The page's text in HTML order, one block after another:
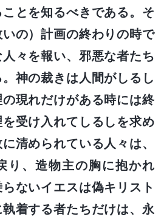
とを知るべきである。そ
の）計画の終わりの時で
々を報い、邪悪な者たち
神の裁きは人間がしるし
現れだけがある時には終
受け入れてしるしを求め
清められている人々は、
り、造物主の胸に抱かれ
ないイエスは偽キリスト
着する者たちだけは、永